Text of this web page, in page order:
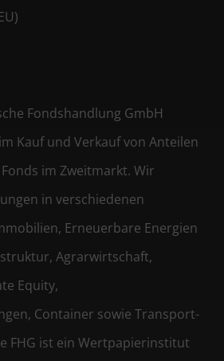
Fondshandlung GmbH
Kauf und Verkauf von Anteilen
im Zweitmarkt. Wir
in verschiedenen
Erneuerbare Energien
Agrarwirtschaft,
Equity,
Container sowie Transport-
FHG ist ein Wertpapierinstitut